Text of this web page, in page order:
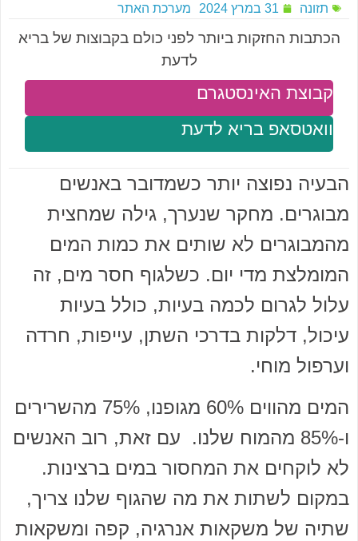
תזונה 31 במרץ 2024 מערכת האתר
הכתבות החזקות ביותר לפני כולם בקבוצות של בריא
לדעת
וואטסאפ בריא לדעת
קבוצת האינסטגרם
הבעיה נפוצה יותר כשמדובר באנשים
מבוגרים. מחקר שנערך, גילה שמחצית
מהמבוגרים לא שותים את כמות המים
המומלצת מדי יום. כשלגוף חסר מים, זה
עלול לגרום לכמה בעיות, כולל בעיות
עיכול, דלקות בדרכי השתן, עייפות, חרדה
וערפול מוחי.
המים מהווים 60% מגופנו, 75% מהשרירים
ו-85% מהמוח שלנו. עם זאת, רוב האנשים
לא לוקחים את המחסור במים ברצינות.
במקום לשתות את מה שהגוף שלנו צריך,
שתיה של משקאות אנרגיה, קפה ומשקאות